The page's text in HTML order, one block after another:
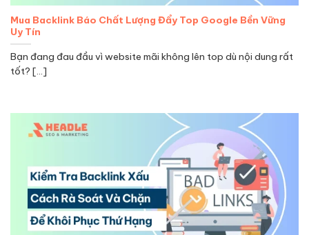
Mua Backlink Báo Chất Lượng Đẩy Top Google Bền Vững
Uy Tín
Bạn đang đau đầu vì website mãi không lên top dù nội dung rất
tốt? [...]